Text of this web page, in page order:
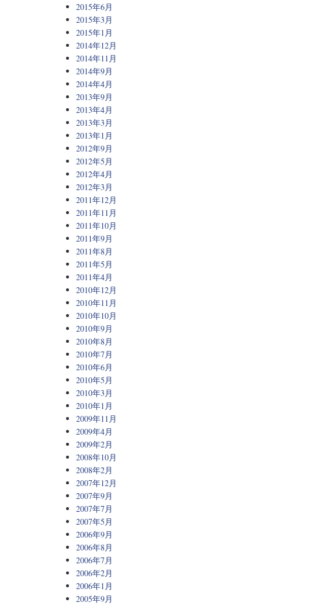
2015年6月
2015年3月
2015年1月
2014年12月
2014年11月
2014年9月
2014年4月
2013年9月
2013年4月
2013年3月
2013年1月
2012年9月
2012年5月
2012年4月
2012年3月
2011年12月
2011年11月
2011年10月
2011年9月
2011年8月
2011年5月
2011年4月
2010年12月
2010年11月
2010年10月
2010年9月
2010年8月
2010年7月
2010年6月
2010年5月
2010年3月
2010年1月
2009年11月
2009年4月
2009年2月
2008年10月
2008年2月
2007年12月
2007年9月
2007年7月
2007年5月
2006年9月
2006年8月
2006年7月
2006年2月
2006年1月
2005年9月